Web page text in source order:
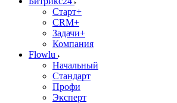
Старт+
CRM+
Задачи+
Компания
Flowlu
Начальный
Стандарт
Профи
Эксперт